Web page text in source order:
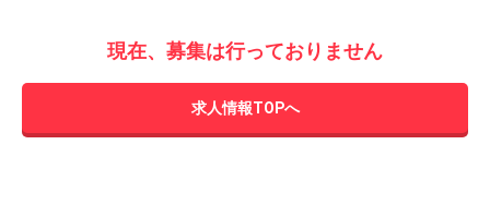
現在、募集は行っておりません
求人情報TOPへ